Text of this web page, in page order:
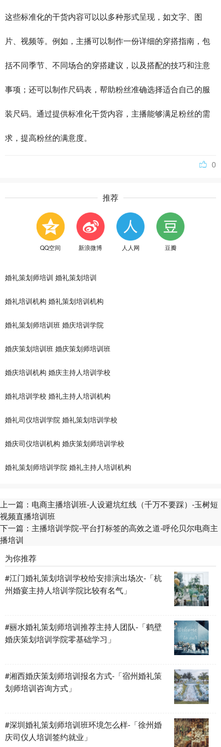
这些标准化的干货内容可以以多种形式呈现，如文字、图
片、视频等。例如，主播可以制作一份详细的穿搭指南，包
括不同季节、不同场合的穿搭建议，以及搭配的技巧和注意
事项；还可以制作尺码表，帮助粉丝准确选择适合自己的服
装尺码。通过提供标准化干货内容，主播能够满足粉丝的需
求，提高粉丝的满意度。
0
推荐
QQ空间 新浪微博 人人网 豆瓣
婚礼策划师培训 婚礼策划培训
婚礼培训机构 婚礼策划培训机构
婚礼策划师培训班 婚庆培训学院
婚庆策划培训班 婚庆策划师培训班
婚庆培训机构 婚庆主持人培训学校
婚礼培训学校 婚礼主持人培训机构
婚礼司仪培训学院 婚礼策划培训学校
婚庆司仪培训机构 婚庆策划师培训学校
婚礼策划师培训学院 婚礼主持人培训机构
上一篇： 电商主播培训班-人设避坑红线（千万不要踩）-玉树短
视频直播培训班
下一篇： 主播培训学院-平台打标签的高效之道-呼伦贝尔电商主
播培训
为你推荐
#江门婚礼策划培训学校给安排演出场次-「杭
州婚宴主持人培训学院比较有名气」
#丽水婚礼策划师培训推荐主持人团队-「鹤壁
婚庆策划培训学院零基础学习」
#湘西婚庆策划师培训报名方式-「宿州婚礼策
划师培训咨询方式」
#深圳婚礼策划师培训班环境怎么样-「徐州婚
庆司仪人培训签约就业」